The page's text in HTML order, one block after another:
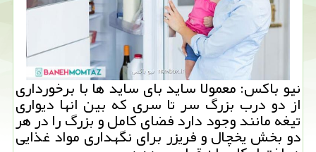
نیو باكس: معمولا ساید بای ساید ها با برخورداری
از دو درب بزرگ سر تا سری كه بین انها دیواری
تیغه مانند وجود دارد فضای كامل و بزرگ را در هر
دو بخش یخچال و فریزر برای نگهداری مواد غذایی